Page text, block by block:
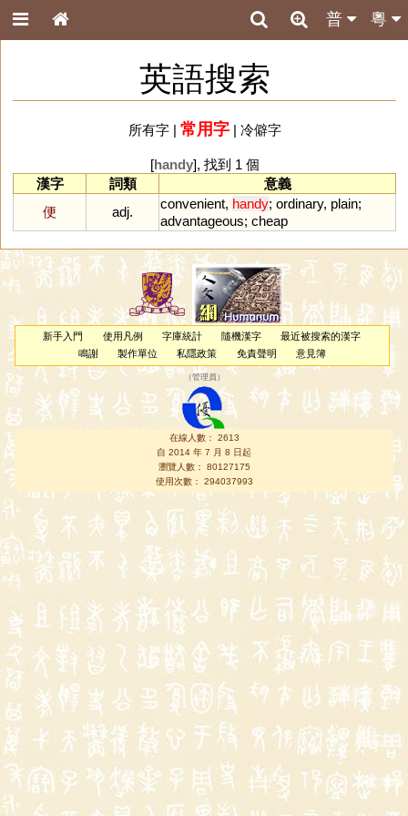
粵
普
英語搜索
所有字| 常用字| 冷僻字
[handy], 找到 1 個
漢字
詞類
意義
便
adj.
convenient, handy; ordinary, plain;
advantageous; cheap
新手入門 使用凡例 字庫統計 隨機漢字
最近被搜索的漢字
鳴謝
製作單位 私隱政策 免責聲明 意見簿
（管理員 ）
在線人數： 2613
自 2014 年 7 月 8 日起
瀏覽人數： 80127175
使用次數： 294037993